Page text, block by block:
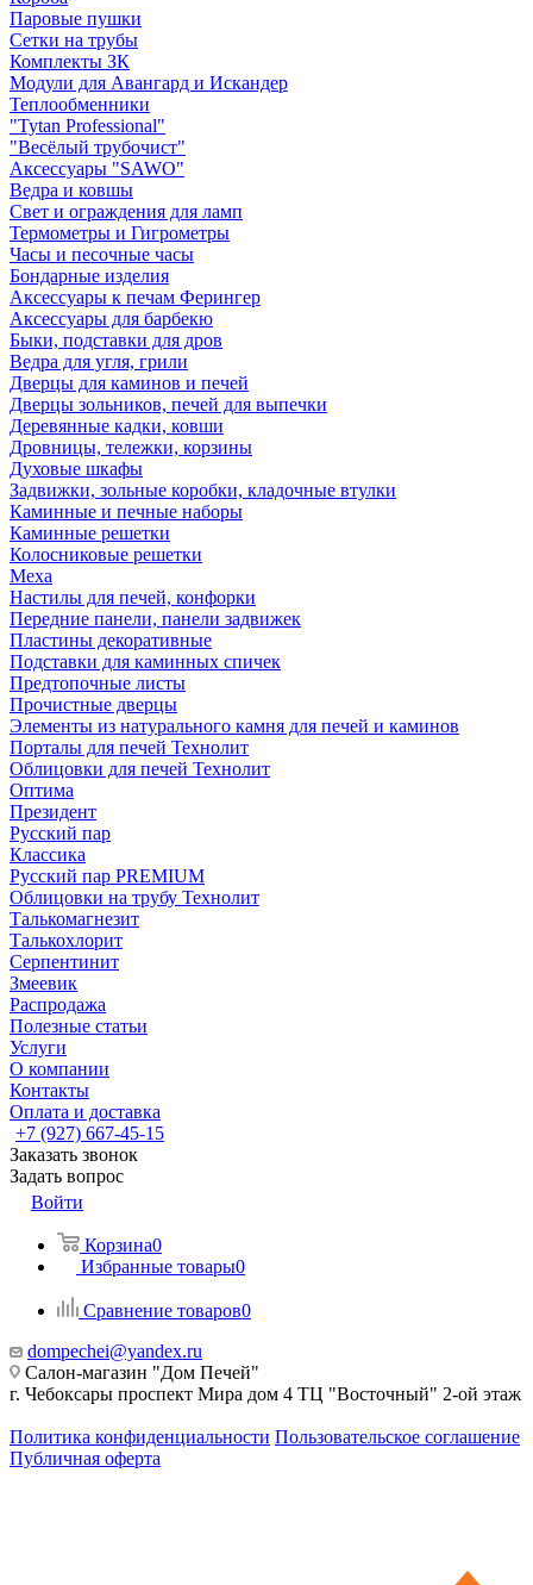
Паровые пушки
Сетки на трубы
Комплекты ЗК
Модули для Авангард и Искандер
Теплообменники
"Tytan Professional"
"Весёлый трубочист"
Аксессуары "SAWO"
Ведра и ковшы
Свет и ограждения для ламп
Термометры и Гигрометры
Часы и песочные часы
Бондарные изделия
Аксессуары к печам Ферингер
Аксессуары для барбекю
Быки, подставки для дров
Ведра для угля, грили
Дверцы для каминов и печей
Дверцы зольников, печей для выпечки
Деревянные кадки, ковши
Дровницы, тележки, корзины
Духовые шкафы
Задвижки, зольные коробки, кладочные втулки
Каминные и печные наборы
Каминные решетки
Колосниковые решетки
Меха
Настилы для печей, конфорки
Передние панели, панели задвижек
Пластины декоративные
Подставки для каминных спичек
Предтопочные листы
Прочистные дверцы
Элементы из натурального камня для печей и каминов
Порталы для печей Технолит
Облицовки для печей Технолит
Оптима
Президент
Русский пар
Классика
Русский пар PREMIUM
Облицовки на трубу Технолит
Талькомагнезит
Талькохлорит
Серпентинит
Змеевик
Распродажа
Полезные статьи
Услуги
О компании
Контакты
Оплата и доставка
+7 (927) 667-45-15
Заказать звонок
Задать вопрос
Войти
Корзина0
Избранные товары0
Сравнение товаров0
dompechei@yandex.ru
Салон-магазин "Дом Печей"
г. Чебоксары проспект Мира дом 4 ТЦ "Восточный" 2-ой этаж
Политика конфиденциальности Пользовательское соглашение
Публичная оферта